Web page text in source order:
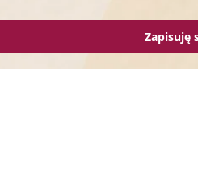
Zapisuję